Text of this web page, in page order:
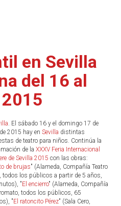
en Sevilla
del 16 al
. El sábado 16 y el domingo 17 de
2015 hay en Sevilla distintas
de teatro para niños. Continúa la
de la XXXV Feria Internacional
de Sevilla 2015 con las obras:
de brujas" (Alameda, Compañía Teatro
todos los públicos a partir de 5 años,
"El encierro" (Alameda, Compañía
todos los públicos, 65
"El ratoncito Pérez" (Sala Cero,